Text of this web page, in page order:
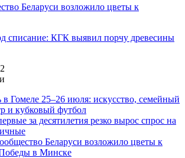
Беларуси возложило цветы к
списание: КГК выявил порчу древесины
в Гомеле 25–26 июля: искусство, семейный
и кубковый футбол
за десятилетия резко вырос спрос на
Беларуси возложило цветы к
в Минске